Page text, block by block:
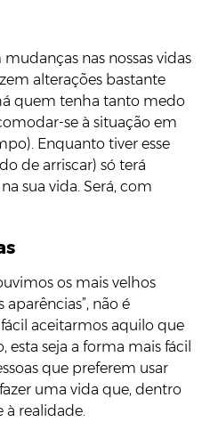
nas nossas vidas
alterações bastante
quem tenha tanto medo
se à situação em
Enquanto tiver esse
de arriscar) só terá
sua vida. Será, com
os mais velhos
aparências”, não é
aceitarmos aquilo que
seja a forma mais fácil
que preferem usar
uma vida que, dentro
à realidade.